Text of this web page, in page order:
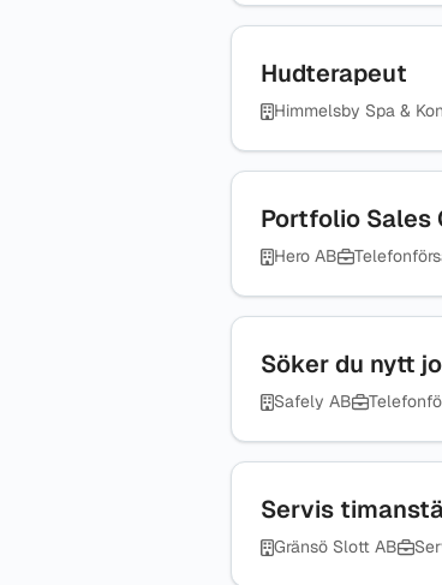
Hudterapeut
Himmelsby Spa &
Portfolio Sales
Hero AB
Söker du nytt
Safely AB
Servis
Gränsö Slott AB